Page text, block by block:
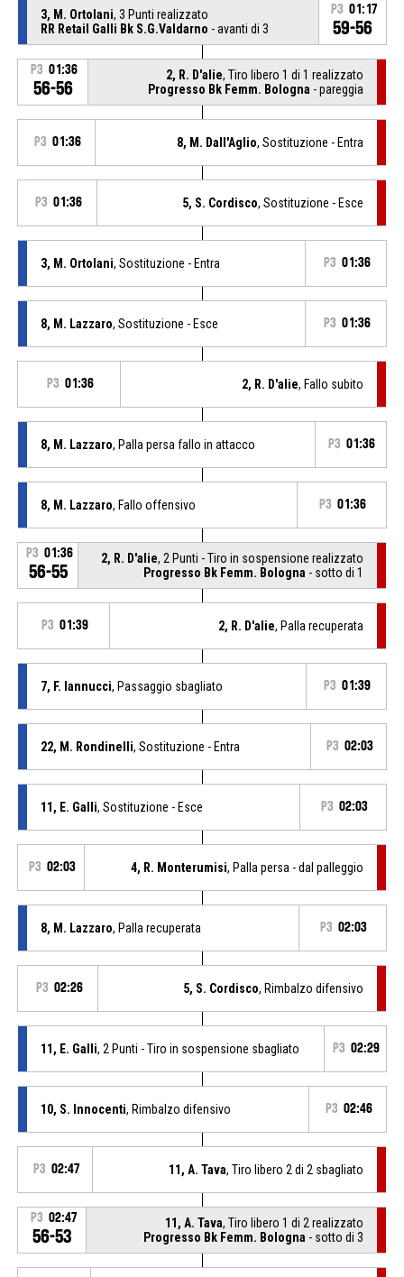
3, M. Ortolani, 3 Punti realizzato
RR Retail Galli Bk S.G.Valdarno - avanti di 3
P3 01:17
59-56
P3 01:36
56-56
2, R. D'alie, Tiro libero 1 di 1 realizzato
Progresso Bk Femm. Bologna - pareggia
P3 01:36 8, M. Dall'Aglio, Sostituzione - Entra
P3 01:36 5, S. Cordisco, Sostituzione - Esce
3, M. Ortolani, Sostituzione - Entra P3 01:36
8, M. Lazzaro, Sostituzione - Esce P3 01:36
P3 01:36 2, R. D'alie, Fallo subito
8, M. Lazzaro, Palla persa fallo in attacco P3 01:36
8, M. Lazzaro, Fallo offensivo P3 01:36
P3 01:36
56-55
2, R. D'alie, 2 Punti - Tiro in sospensione realizzato
Progresso Bk Femm. Bologna - sotto di 1
P3 01:39 2, R. D'alie, Palla recuperata
7, F. Iannucci, Passaggio sbagliato P3 01:39
22, M. Rondinelli, Sostituzione - Entra P3 02:03
11, E. Galli, Sostituzione - Esce P3 02:03
P3 02:03 4, R. Monterumisi, Palla persa - dal palleggio
8, M. Lazzaro, Palla recuperata P3 02:03
P3 02:26 5, S. Cordisco, Rimbalzo difensivo
11, E. Galli, 2 Punti - Tiro in sospensione sbagliato P3 02:29
10, S. Innocenti, Rimbalzo difensivo P3 02:46
P3 02:47 11, A. Tava, Tiro libero 2 di 2 sbagliato
P3 02:47
56-53
11, A. Tava, Tiro libero 1 di 2 realizzato
Progresso Bk Femm. Bologna - sotto di 3